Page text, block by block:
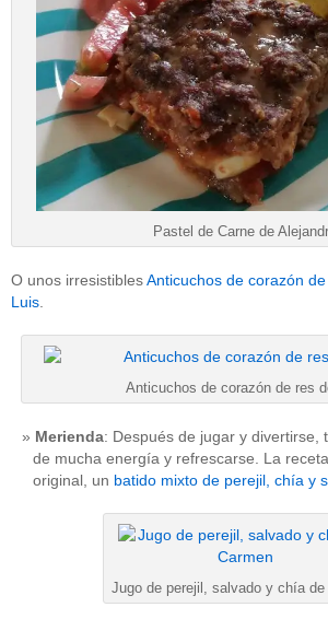
Pastel de Carne de
O unos irresistiblesAnticuchos de corazón
Luis.
Anticuchos de corazón de res
Merienda: Después de jugar y divertirse,
de mucha energía y refrescarse. La
original, un batido mixto de perejil, chía y
Jugo de perejil, salvado y chía de